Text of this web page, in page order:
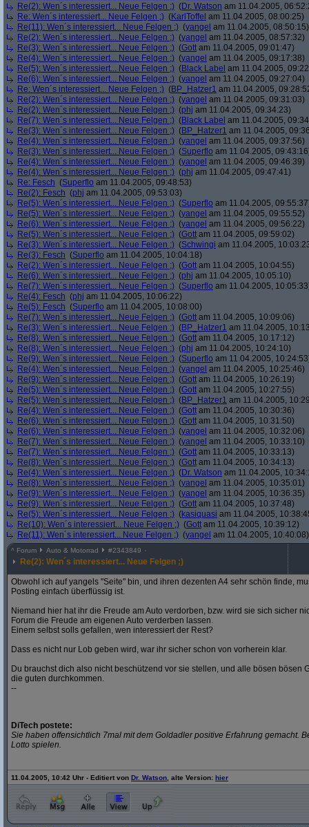
Re(2): Wen´s interessiert... Neue Felgen ;) (Dr. Watson am 11.04.2005,
Re: Wen´s interessiert... Neue Felgen ;) (KarlToffel am 11.04.2005, 08:00:25)
Re(11): Wen´s interessiert... Neue Felgen ;) (yangel am 11.04.2005, 08:50:15)
Re(2): Wen´s interessiert... Neue Felgen ;) (yangel am 11.04.2005, 08:57:32)
Re(3): Wen´s interessiert... Neue Felgen ;) (Gott am 11.04.2005, 09:01:47)
Re(4): Wen´s interessiert... Neue Felgen ;) (yangel am 11.04.2005, 09:17:38)
Re(5): Wen´s interessiert... Neue Felgen ;) (Black Label am 11.04.2005,
Re(6): Wen´s interessiert... Neue Felgen ;) (yangel am 11.04.2005, 09:27:04)
Re: Wen´s interessiert... Neue Felgen ;) (BP_Hatzer1 am 11.04.2005,
Re(2): Wen´s interessiert... Neue Felgen ;) (yangel am 11.04.2005, 09:31:03)
Re(2): Wen´s interessiert... Neue Felgen ;) (phj am 11.04.2005, 09:34:23)
Re(7): Wen´s interessiert... Neue Felgen ;) (Black Label am 11.04.2005,
Re(3): Wen´s interessiert... Neue Felgen ;) (BP_Hatzer1 am 11.04.2005,
Re(4): Wen´s interessiert... Neue Felgen ;) (yangel am 11.04.2005, 09:37:56)
Re(3): Wen´s interessiert... Neue Felgen ;) (Superflo am 11.04.2005,
Re(4): Wen´s interessiert... Neue Felgen ;) (yangel am 11.04.2005, 09:46:39)
Re(4): Wen´s interessiert... Neue Felgen ;) (phj am 11.04.2005, 09:47:41)
Re: Fesch (Superflo am 11.04.2005, 09:48:53)
Re(2): Fesch (phj am 11.04.2005, 09:53:03)
Re(5): Wen´s interessiert... Neue Felgen ;) (Superflo am 11.04.2005,
Re(5): Wen´s interessiert... Neue Felgen ;) (yangel am 11.04.2005, 09:55:52)
Re(6): Wen´s interessiert... Neue Felgen ;) (yangel am 11.04.2005, 09:56:22)
Re(5): Wen´s interessiert... Neue Felgen ;) (Gott am 11.04.2005, 09:59:02)
Re(3): Wen´s interessiert... Neue Felgen ;) (Schwingi am 11.04.2005,
Re(3): Fesch (Superflo am 11.04.2005, 10:04:18)
Re(2): Wen´s interessiert... Neue Felgen ;) (Gott am 11.04.2005, 10:04:55)
Re(6): Wen´s interessiert... Neue Felgen ;) (phj am 11.04.2005, 10:05:10)
Re(7): Wen´s interessiert... Neue Felgen ;) (Superflo am 11.04.2005,
Re(4): Fesch (phj am 11.04.2005, 10:06:22)
Re(5): Fesch (Superflo am 11.04.2005, 10:08:00)
Re(7): Wen´s interessiert... Neue Felgen ;) (Gott am 11.04.2005, 10:09:06)
Re(3): Wen´s interessiert... Neue Felgen ;) (BP_Hatzer1 am 11.04.2005,
Re(8): Wen´s interessiert... Neue Felgen ;) (Gott am 11.04.2005, 10:17:12)
Re(8): Wen´s interessiert... Neue Felgen ;) (phj am 11.04.2005, 10:24:10)
Re(9): Wen´s interessiert... Neue Felgen ;) (Superflo am 11.04.2005,
Re(4): Wen´s interessiert... Neue Felgen ;) (yangel am 11.04.2005, 10:25:46)
Re(9): Wen´s interessiert... Neue Felgen ;) (Gott am 11.04.2005, 10:26:19)
Re(5): Wen´s interessiert... Neue Felgen ;) (Gott am 11.04.2005, 10:27:55)
Re(5): Wen´s interessiert... Neue Felgen ;) (BP_Hatzer1 am 11.04.2005,
Re(4): Wen´s interessiert... Neue Felgen ;) (Gott am 11.04.2005, 10:30:36)
Re(6): Wen´s interessiert... Neue Felgen ;) (Gott am 11.04.2005, 10:31:50)
Re(6): Wen´s interessiert... Neue Felgen ;) (yangel am 11.04.2005, 10:32:06)
Re(7): Wen´s interessiert... Neue Felgen ;) (yangel am 11.04.2005, 10:33:10)
Re(7): Wen´s interessiert... Neue Felgen ;) (Gott am 11.04.2005, 10:33:13)
Re(8): Wen´s interessiert... Neue Felgen ;) (Gott am 11.04.2005, 10:34:13)
Re(4): Wen´s interessiert... Neue Felgen ;) (Dr. Watson am 11.04.2005,
Re(8): Wen´s interessiert... Neue Felgen ;) (yangel am 11.04.2005, 10:35:01)
Re(9): Wen´s interessiert... Neue Felgen ;) (yangel am 11.04.2005, 10:36:35)
Re(9): Wen´s interessiert... Neue Felgen ;) (Gott am 11.04.2005, 10:37:48)
Re(5): Wen´s interessiert... Neue Felgen ;) (kasiquasi am 11.04.2005,
Re(10): Wen´s interessiert... Neue Felgen ;) (Gott am 11.04.2005, 10:39:12)
Re(11): Wen´s interessiert... Neue Felgen ;) (yangel am 11.04.2005, 10:40:08)
^ Forum Auto & Motorrad #2343849
Re(2): Wen´s interessiert... Neue Felgen ;)
Obwohl ich auf yangels "Seite" bin, und ihren dezenten A4 sehr schön finde,
Posting einfach überflüssig ist.
Niemand hier hat ihr die Freude am Auto verdorben, bzw. wird sie sich sicher
Forum die Freude am eigenen Auto verderben lassen.
Einem selbst solls gefallen, wen interessiert der Rest?
Dass es nicht nur Lob geben wird, war ihr sicher schon von vorherein klar.
Du brauchst dich also nicht beschützend vor sie stellen, und alle bösen bösen
die guten durchkommen.
--
DiTech postete:
Sie haben offensichtlich 7mal mit dem Goldadler positive Erfahrung gemacht.
Lotto spielen.
11.04.2005, 10:42 Uhr - Editiert von Dr. Watson , alte Version: hier